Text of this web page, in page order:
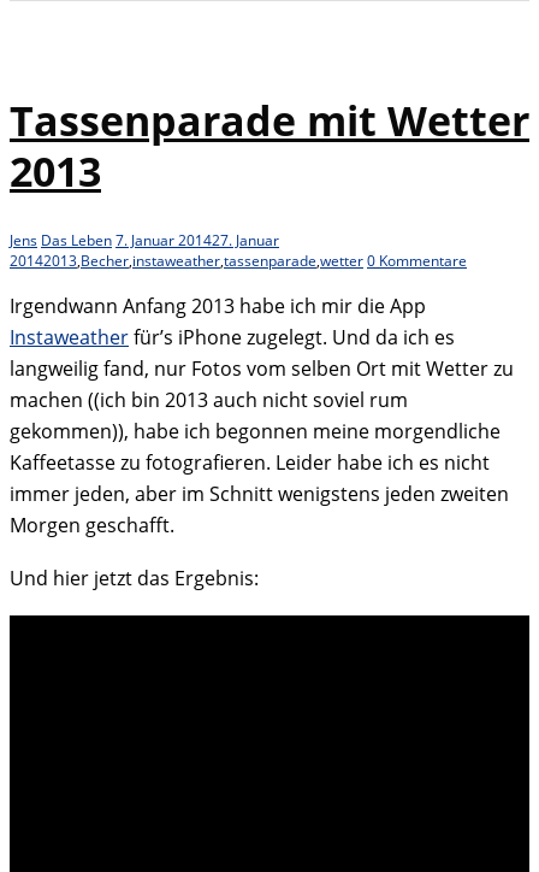
Tassenparade mit Wetter
2013
Jens Das Leben7. Januar 201427. Januar
20142013,Becher,instaweather,tassenparade,wetter0 Kommentare
Irgendwann Anfang 2013 habe ich mir die App
Instaweatherfür’s iPhone zugelegt. Und da ich es
langweilig fand, nur Fotos vom selben Ort mit Wetter zu
machen ((ich bin 2013 auch nicht soviel rum
gekommen)), habe ich begonnen meine morgendliche
Kaffeetasse zu fotografieren. Leider habe ich es nicht
immer jeden, aber im Schnitt wenigstens jeden zweiten
Morgen geschafft.
Und hier jetzt das Ergebnis: